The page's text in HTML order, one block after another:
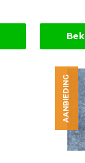
AANBIEDING